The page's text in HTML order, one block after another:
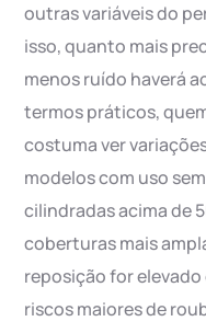
outras variáveis do
isso, quanto mais
menos ruído haverá
termos práticos,
costuma ver
modelos com uso
cilindradas acima de
coberturas mais
reposição for
riscos maiores de